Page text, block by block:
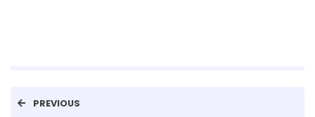
PREVIOUS